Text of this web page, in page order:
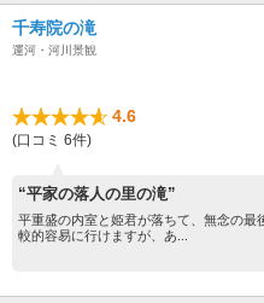
千寿院の滝
運河・河川景観
4.6
(口コミ 6件)
“平家の落人の里の滝”
平重盛の内室と姫君が落ちて、無念の
較的容易に行けますが、あ...